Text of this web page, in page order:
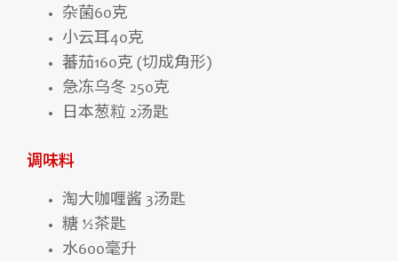
杂菌60克
小云耳40克
蕃茄160克 (切成角形)
急冻乌冬 250克
日本葱粒 2汤匙
调味料
淘大咖喱酱 3汤匙
糖 ½茶匙
水600毫升